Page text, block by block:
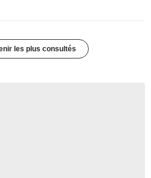
les plus consultés